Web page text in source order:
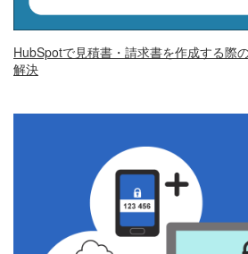
HubSpotで見積書・請求書を作成する際
解決